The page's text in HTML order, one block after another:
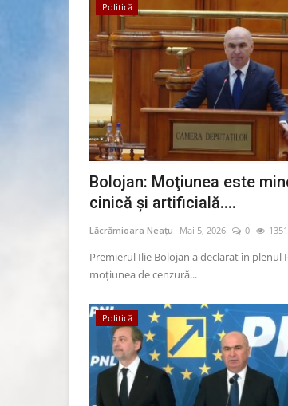
Politică
Bolojan: Moţiunea este
cinică şi artificială....
Lăcrămioara Neațu Mai 5, 2026 0 1351
Premierul Ilie Bolojan a declarat în plenul
moțiunea de cenzură...
Politică
Știri Locale
Continuă
Teatrului de Vară...
Lăcrămioara Neațu Aprilie 27, 2026
Consiliul Județean Constanța
reluate în data de 20 aprilie...